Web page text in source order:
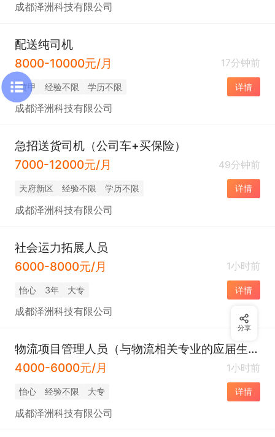
成都泽洲科技有限公司
配送纯司机
8000-10000元/月
17分钟前
黄甲 经验不限 学历不限 详情
成都泽洲科技有限公司
急招送货司机（公司车+买保险）
7000-12000元/月
49分钟前
天府新区 经验不限 学历不限 详情
成都泽洲科技有限公司
社会运力拓展人员
6000-8000元/月
1小时前
怡心 3年 大专 详情
成都泽洲科技有限公司
物流项目管理人员（与物流相关专业的应届生也可)
4000-6000元/月
1小时前
怡心 经验不限 大专 详情
成都泽洲科技有限公司
分享